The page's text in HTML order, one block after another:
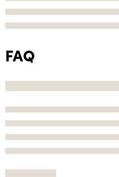
FAQ